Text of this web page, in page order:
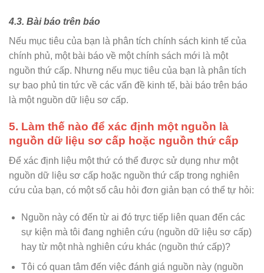
4.3. Bài báo trên báo
Nếu mục tiêu của bạn là phân tích chính sách kinh tế của
chính phủ, một bài báo về một chính sách mới là một
nguồn thứ cấp. Nhưng nếu mục tiêu của bạn là phân tích
sự bao phủ tin tức về các vấn đề kinh tế, bài báo trên báo
là một nguồn dữ liệu sơ cấp.
5. Làm thế nào để xác định một nguồn là
nguồn dữ liệu sơ cấp hoặc nguồn thứ cấp
Để xác định liệu một thứ có thể được sử dụng như một
nguồn dữ liệu sơ cấp hoặc nguồn thứ cấp trong nghiên
cứu của bạn, có một số câu hỏi đơn giản bạn có thể tự hỏi:
Nguồn này có đến từ ai đó trực tiếp liên quan đến các
sự kiện mà tôi đang nghiên cứu (nguồn dữ liệu sơ cấp)
hay từ một nhà nghiên cứu khác (nguồn thứ cấp)?
Tôi có quan tâm đến việc đánh giá nguồn này (nguồn